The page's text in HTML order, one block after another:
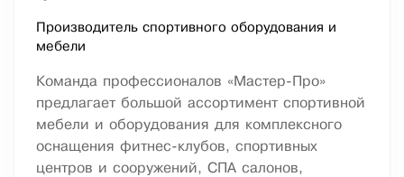
Производитель спортивного оборудования и
мебели
Команда профессионалов «Мастер-Про»
предлагает большой ассортимент спортивной
мебели и оборудования для комплексного
оснащения фитнес-клубов, спортивных
центров и сооружений, СПА салонов,